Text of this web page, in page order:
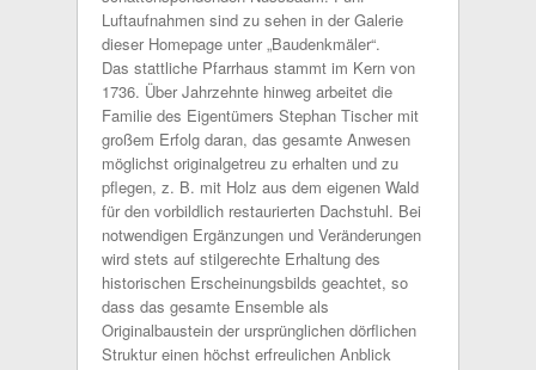
Luftaufnahmen sind zu sehen in der Galerie
dieser Homepage unter „Baudenkmäler“.
Das stattliche Pfarrhaus stammt im Kern von
1736. Über Jahrzehnte hinweg arbeitet die
Familie des Eigentümers Stephan Tischer mit
großem Erfolg daran, das gesamte Anwesen
möglichst originalgetreu zu erhalten und zu
pflegen, z. B. mit Holz aus dem eigenen Wald
für den vorbildlich restaurierten Dachstuhl. Bei
notwendigen Ergänzungen und Veränderungen
wird stets auf stilgerechte Erhaltung des
historischen Erscheinungsbilds geachtet, so
dass das gesamte Ensemble als
Originalbaustein der ursprünglichen dörflichen
Struktur einen höchst erfreulichen Anblick